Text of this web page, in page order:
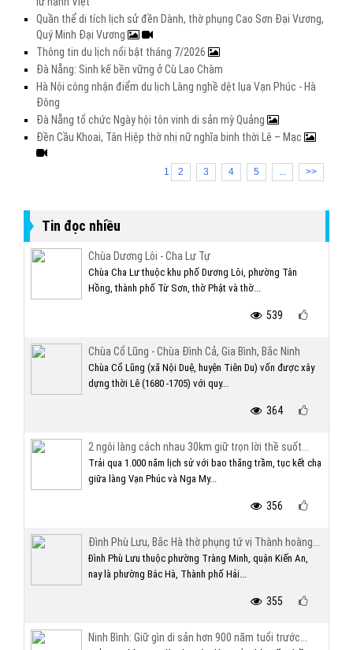
Quần thể di tích lịch sử đền Dành, thờ phụng Cao Sơn Đại Vương,
Quý Minh Đại Vương
Thông tin du lịch nổi bật tháng 7/2026
Đà Nẵng: Sinh kế bền vững ở Cù Lao Chàm
Hà Nội công nhận điểm du lịch Làng nghề dệt lụa Vạn Phúc - Hà
Đông
Đà Nẵng tổ chức Ngày hội tôn vinh di sản mỳ Quảng
Đền Cầu Khoai, Tân Hiệp thờ nhị nữ nghĩa binh thời Lê – Mạc
1 2 3 4 5 ... >>
Tin đọc nhiều
Chùa Dương Lôi - Cha Lư Tự
Chùa Cha Lư thuộc khu phố Dương Lôi, phường Tân
Hồng, thành phố Từ Sơn, thờ Phật và thờ...
539
Chùa Cổ Lũng - Chùa Đình Cả, Gia Bình, Bắc Ninh
Chùa Cổ Lũng (xã Nội Duệ, huyện Tiên Du) vốn được xây
dựng thời Lê (1680 -1705) với quy...
364
2 ngôi làng cách nhau 30km giữ trọn lời thề suốt...
Trải qua 1.000 năm lịch sử với bao thăng trầm, tục kết chạ
giữa làng Vạn Phúc và Nga My...
356
Đình Phù Lưu, Bắc Hà thờ phụng tứ vị Thành hoàng...
Đình Phù Lưu thuộc phường Tràng Minh, quận Kiến An,
nay là phường Bắc Hà, Thành phố Hải...
355
Ninh Bình: Giữ gìn di sản hơn 900 năm tuổi trước...